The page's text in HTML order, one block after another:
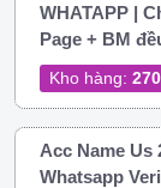
WHATAPP |
Page + BM
Kho hàng: 270
Acc Name Us
Whatsapp